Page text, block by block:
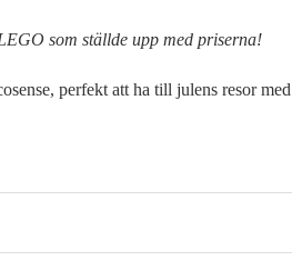
som ställde upp med priserna!
perfekt att ha till julens resor med